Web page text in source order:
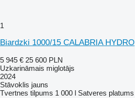
1
Biardzki 1000/15 CALABRIA HYDRO
5 945 € 25 600 PLN
Uzkarināmais miglotājs
2024
Stāvoklis jauns
Tvertnes tilpums 1 000 l Satveres platums